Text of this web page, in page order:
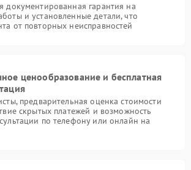
документированная гарантия на
и установленные детали, что
от повторных неисправностей
ценообразование и бесплатная
предварительная оценка стоимости
скрытых платежей и возможность
по телефону или онлайн на